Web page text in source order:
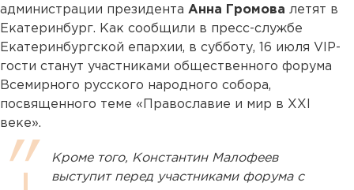
администрации президента Анна Громова летят в
Екатеринбург. Как сообщили в пресс-службе
Екатеринбургской епархии, в субботу, 16 июля VIP-
гости станут участниками общественного форума
Всемирного русского народного собора,
посвященного теме «Православие и мир в XXI
веке».
Кроме того, Константин Малофеев
выступит перед участниками форума с